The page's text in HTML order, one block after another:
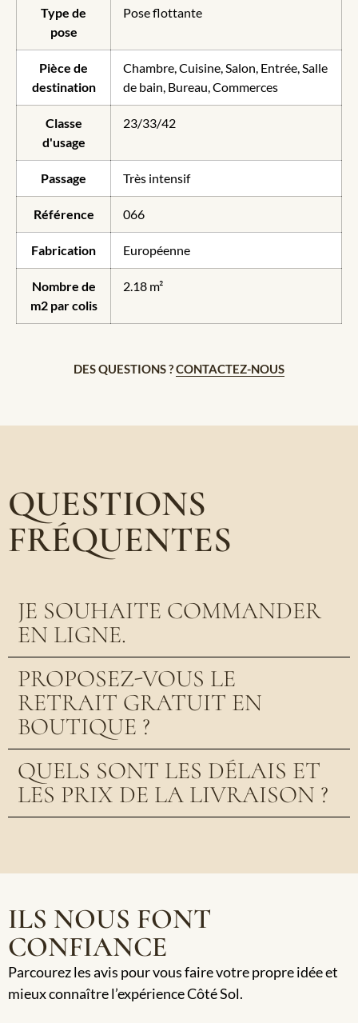
Type de
pose
Pose flottante
Pièce de
destination
Chambre, Cuisine, Salon, Entrée, Salle
de bain, Bureau, Commerces
Classe
d'usage
23/33/42
Passage Très intensif
Référence 066
Fabrication Européenne
Nombre de
m2 par colis
2.18 m²
DES QUESTIONS ?CONTACTEZ-NOUS
QUESTIONS
FRÉQUENTES
JE SOUHAITE COMMANDER
EN LIGNE.
PROPOSEZ-VOUS LE
RETRAIT GRATUIT EN
BOUTIQUE ?
QUELS SONT LES DÉLAIS ET
LES PRIX DE LA LIVRAISON ?
ILS NOUS FONT
CONFIANCE
Parcourez les avis pour vous faire votre propre idée et
mieux connaître l’expérience Côté Sol.